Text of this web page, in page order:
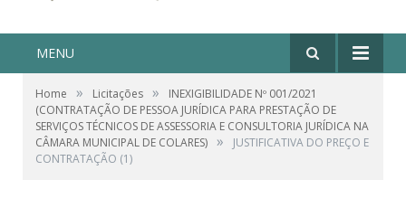
MENU
Home » Licitações »
INEXIGIBILIDADE Nº 001/2021
(CONTRATAÇÃO DE PESSOA JURÍDICA PARA PRESTAÇÃO DE
SERVIÇOS TÉCNICOS DE ASSESSORIA E CONSULTORIA JURÍDICA NA
CÂMARA MUNICIPAL DE COLARES) »
JUSTIFICATIVA DO PREÇO E
CONTRATAÇÃO (1)